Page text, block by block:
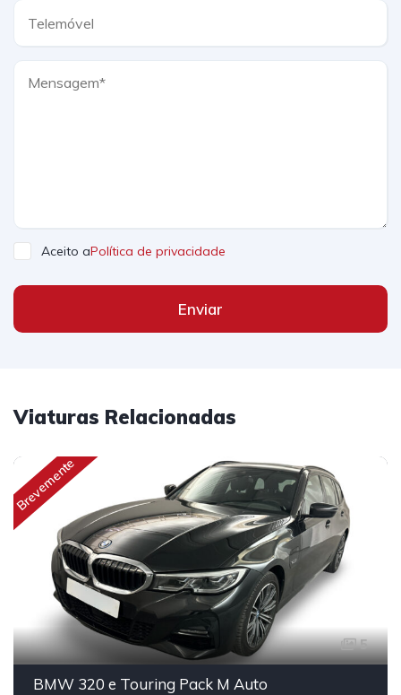
Aceito aPolítica de privacidade
Enviar
Viaturas Relacionadas
Brevemente
5
BMW 320 e Touring Pack M Auto